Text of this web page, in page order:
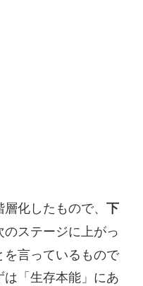
化したもので、 下
のステージに上がっ
言っているもので
「生存本能」にあ